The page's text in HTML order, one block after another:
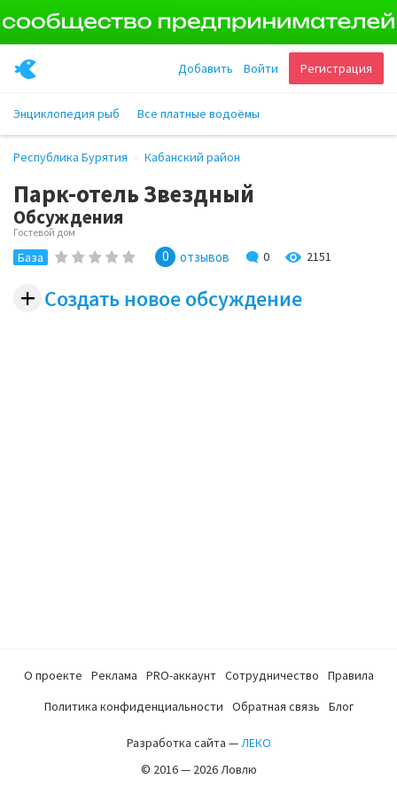
Регистрация
Войти
Добавить
Энциклопедия рыб Все платные водоёмы
Республика Бурятия Кабанский район
Парк-отель Звездный
Обсуждения
Гостевой дом
База 0 отзывов 0 2151
+ Создать новое обсуждение
О проекте Реклама PRO-аккаунт Сотрудничество
Правила
Политика конфиденциальности
Обратная связь Блог
Разработка сайта —ЛЕКО
© 2016 — 2026 Ловлю